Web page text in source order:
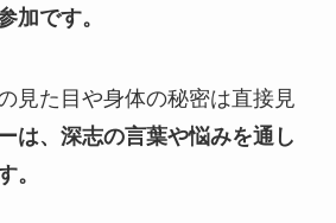
加です。
見た目や身体の秘密は直接見
は、深志の言葉や悩みを通し
。